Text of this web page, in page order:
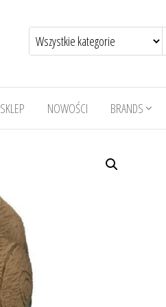
SKLEP NOWOŚCI BRANDS